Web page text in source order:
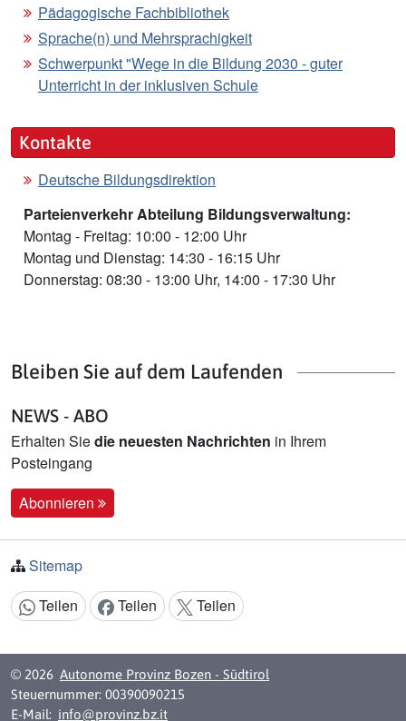
Pädagogische Fachbibliothek
Sprache(n) und Mehrsprachigkeit
Schwerpunkt "Wege in die Bildung 2030 - guter
Unterricht in der inklusiven Schule
Kontakte
Deutsche Bildungsdirektion
Parteienverkehr Abteilung Bildungsverwaltung:
Montag - Freitag: 10:00 - 12:00 Uhr
Montag und Dienstag: 14:30 - 16:15 Uhr
Donnerstag: 08:30 - 13:00 Uhr, 14:00 - 17:30 Uhr
Bleiben Sie auf dem Laufenden
NEWS - ABO
Erhalten Siedie neuesten Nachrichten in Ihrem
Posteingang
Abonnieren
Sitemap
Inhalt teilen:
Teilen Teilen Teilen
© 2026 Autonome Provinz Bozen - Südtirol
Steuernummer: 00390090215
E-Mail: info@provinz.bz.it